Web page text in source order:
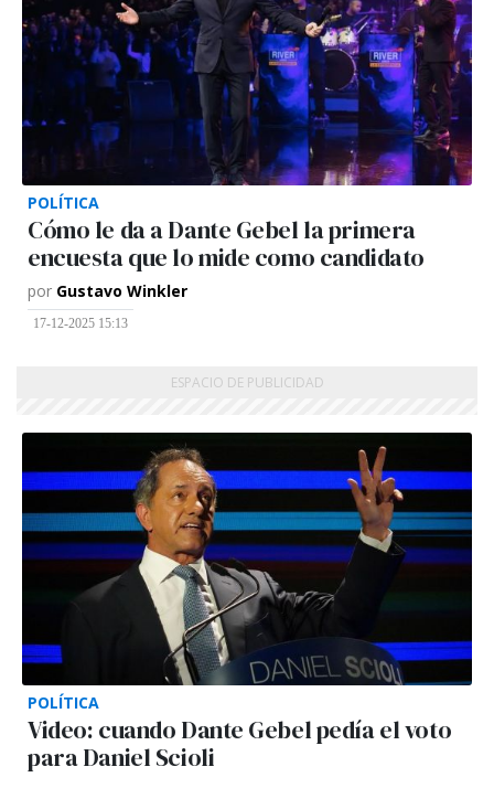
POLÍTICA
Cómo le da a Dante Gebel la primera
encuesta que lo mide como candidato
por Gustavo Winkler
17-12-2025 15:13
POLÍTICA
Video: cuando Dante Gebel pedía el voto
para Daniel Scioli